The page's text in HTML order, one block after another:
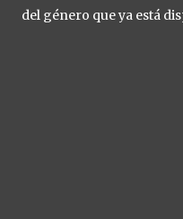
del género que ya está